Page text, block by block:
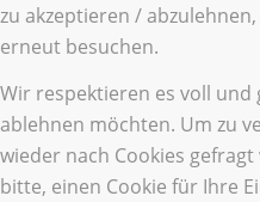
zu akzeptieren /
erneut besuchen.
Wir respektieren es voll und
ablehnen möchten. Um zu
wieder nach Cookies
bitte, einen Cookie für Ihre